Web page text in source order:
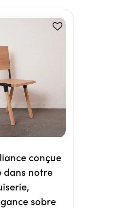
conçue
dans notre
sobre